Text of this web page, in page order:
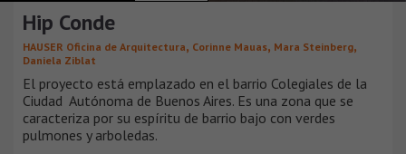
Hip Conde
HAUSER Oficina de Arquitectura, Corinne Mauas, Mara Steinberg,
Daniela Ziblat
El proyecto está emplazado en el barrio Colegiales de la
Ciudad Autónoma de Buenos Aires. Es una zona que se
caracteriza por su espíritu de barrio bajo con verdes
pulmones y arboledas.